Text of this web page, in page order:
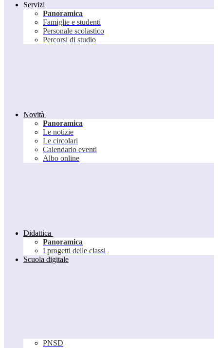
Servizi
Panoramica
Famiglie e studenti
Personale scolastico
Percorsi di studio
Novità
Panoramica
Le notizie
Le circolari
Calendario eventi
Albo online
Didattica
Panoramica
I progetti delle classi
Scuola digitale
PNSD